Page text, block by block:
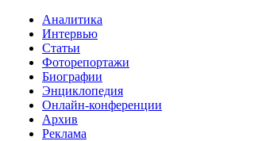
Аналитика
Интервью
Статьи
Фоторепортажи
Биографии
Энциклопедия
Онлайн-конференции
Архив
Реклама